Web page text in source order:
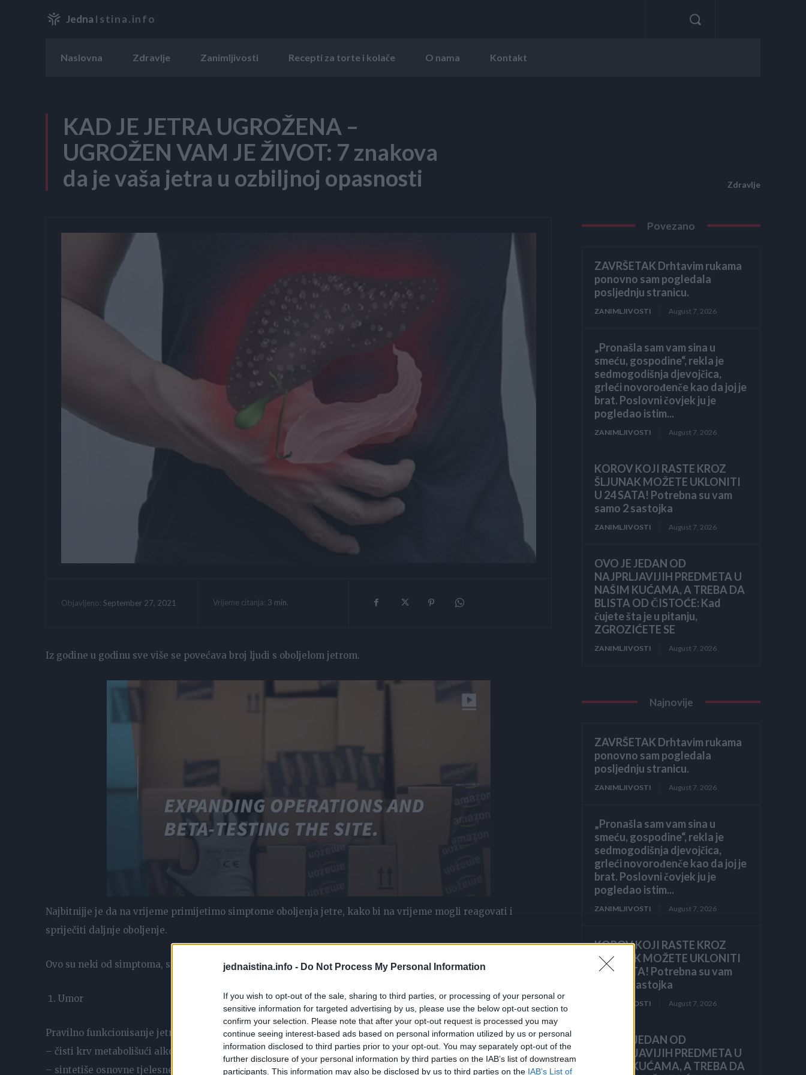
jednaistina.info - Do Not Process My Personal Information
If you wish to opt-out of the sale, sharing to third parties, or processing of your personal or
sensitive information for targeted advertising by us, please use the below opt-out section to
confirm your selection. Please note that after your opt-out request is processed you may
continue seeing interest-based ads based on personal information utilized by us or personal
information disclosed to third parties prior to your opt-out. You may separately opt-out of the
further disclosure of your personal information by third parties on the IAB’s list of downstream
participants. This information may also be disclosed by us to third parties on the IAB’s List of
Jedna Istina.info
Naslovna Zdravlje Zanimljivosti Recepti za torte i kolače O nama Kontakt
KAD JE JETRA UGROŽENA –
UGROŽEN VAM JE ŽIVOT: 7 znakova
da je vaša jetra u ozbiljnoj opasnosti
Zdravlje
Objavljeno: September 27, 2021 Vrijeme citanja: 3 min.
Iz godine u godinu sve više se povećava broj ljudi s oboljelom jetrom.
Najbitnijje je da na vrijeme primijetimo simptome oboljenja jetre, kako bi na vrijeme mogli reagovati i
spriječiti daljnje oboljenje.
Ovo su neki od simptoma, stoga dobro obratite pažnju na tekst ispod:
Umor
Pravilno funkcionisanje jetre od vitalnog je značaja za naše zdravlje. Jetra je zadužena da:
– čisti krv metabolišući alkohol i lijekove i time neutrališući otrovne supstance u organizmu
– sintetiše osnovne tjelesne proteine, kao što su proteini koji spriječavaju zgrušavanje krvi i proteini koji se
Povezano
ZAVRŠETAK Drhtavim rukama
ponovno sam pogledala
posljednju stranicu.
ZANIMLJIVOSTI August 7, 2026
„Pronašla sam vam sina u
smeću, gospodine“, rekla je
sedmogodišnja djevojčica,
grleći novorođenče kao da joj je
brat. Poslovni čovjek ju je
pogledao istim...
ZANIMLJIVOSTI August 7, 2026
KOROV KOJI RASTE KROZ
ŠLJUNAK MOŽETE UKLONITI
U 24 SATA! Potrebna su vam
samo 2 sastojka
ZANIMLJIVOSTI August 7, 2026
OVO JE JEDAN OD
NAJPRLJAVIJIH PREDMETA U
NAŠIM KUĆAMA, A TREBA DA
BLISTA OD ČISTOĆE: Kad
čujete šta je u pitanju,
ZGROZIĆETE SE
ZANIMLJIVOSTI August 7, 2026
Najnovije
ZAVRŠETAK Drhtavim rukama
ponovno sam pogledala
posljednju stranicu.
ZANIMLJIVOSTI August 7, 2026
„Pronašla sam vam sina u
smeću, gospodine“, rekla je
sedmogodišnja djevojčica,
grleći novorođenče kao da joj je
brat. Poslovni čovjek ju je
pogledao istim...
ZANIMLJIVOSTI August 7, 2026
KOROV KOJI RASTE KROZ
ŠLJUNAK MOŽETE UKLONITI
U 24 SATA! Potrebna su vam
samo 2 sastojka
ZANIMLJIVOSTI August 7, 2026
OVO JE JEDAN OD
NAJPRLJAVIJIH PREDMETA U
NAŠIM KUĆAMA, A TREBA DA